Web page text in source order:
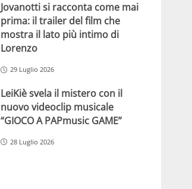
Jovanotti si racconta come mai
prima: il trailer del film che
mostra il lato più intimo di
Lorenzo
29 Luglio 2026
LeiKiè svela il mistero con il
nuovo videoclip musicale
“GIOCO A PAPmusic GAME”
28 Luglio 2026